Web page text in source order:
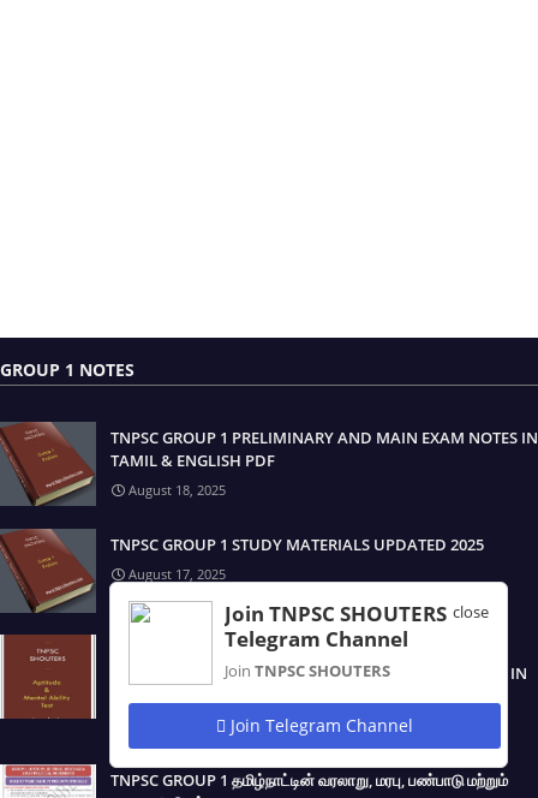
GROUP 1 NOTES
TNPSC GROUP 1 PRELIMINARY AND MAIN EXAM NOTES IN
TAMIL & ENGLISH PDF
August 18, 2025
TNPSC GROUP 1 STUDY MATERIALS UPDATED 2025
August 17, 2025
TNPSC GROUP 1 திறனறிவும் மனக்கணக்கு நுண்ணறிவு /
APTITUDE & MENTAL ABILITY TEST STUDY MATERIALS IN
August 17, 2025
TNPSC GROUP 1 தமிழ்நாட்டின் வரலாறு, மரபு, பண்பாடு மற்றும்
close
Join TNPSC SHOUTERS
Telegram Channel
Join TNPSC SHOUTERS
Join Telegram Channel